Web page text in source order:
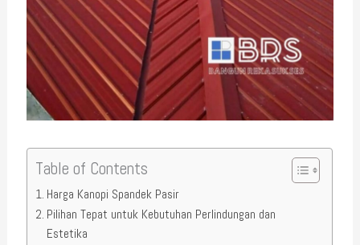
Table of Contents
Harga Kanopi Spandek Pasir
Pilihan Tepat untuk Kebutuhan Perlindungan dan
Estetika